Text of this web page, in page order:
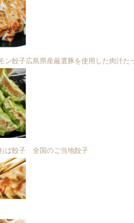
ン餃子広島県産厳選豚を使用した肉汁た
ば餃子 全国のご当地餃子